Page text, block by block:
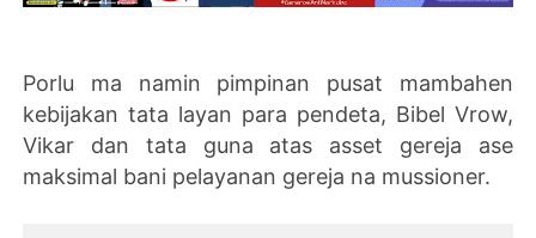
Porlu ma namin pimpinan pusat mambahen
kebijakan tata layan para pendeta, Bibel Vrow,
Vikar dan tata guna atas asset gereja ase
maksimal bani pelayanan gereja na mussioner.